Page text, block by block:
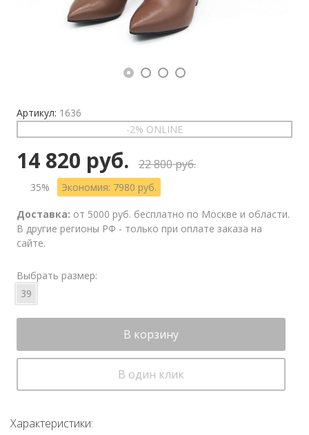
Артикул: 1636
-2% ONLINE
14 820 руб. 22 800 руб.
35% Экономия: 7980 руб.
Доставка: от 5000 руб. бесплатно по Москве и области.
В другие регионы РФ - только при оплате заказа на
сайте.
Выбрать размер:
39
В корзину
В один клик
Характеристики: